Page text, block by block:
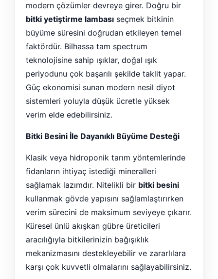
modern çözümler devreye girer. Doğru bir
bitki yetiştirme lambası seçmek bitkinin
büyüme süresini doğrudan etkileyen temel
faktördür. Bilhassa tam spectrum
teknolojisine sahip ışıklar, doğal ışık
periyodunu çok başarılı şekilde taklit yapar.
Güç ekonomisi sunan modern nesil diyot
sistemleri yoluyla düşük ücretle yüksek
verim elde edebilirsiniz.
Bitki Besini İle Dayanıklı Büyüme Desteği
Klasik veya hidroponik tarım yöntemlerinde
fidanların ihtiyaç istediği mineralleri
sağlamak lazımdır. Nitelikli bir bitki besini
kullanmak gövde yapısını sağlamlaştırırken
verim sürecini de maksimum seviyeye çıkarır.
Küresel ünlü akışkan gübre üreticileri
aracılığıyla bitkilerinizin bağışıklık
mekanizmasını destekleyebilir ve zararlılara
karşı çok kuvvetli olmalarını sağlayabilirsiniz.